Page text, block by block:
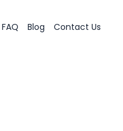
FAQ Blog Contact Us